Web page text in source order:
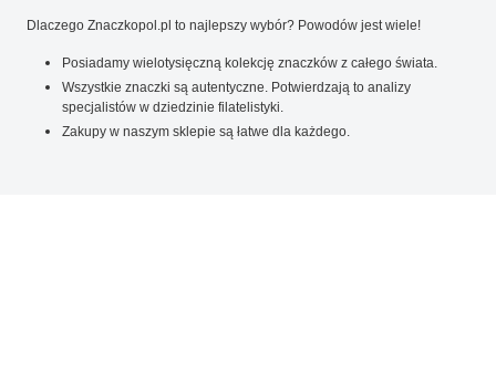
Dlaczego Znaczkopol.pl to najlepszy wybór? Powodów jest wiele!
Posiadamy wielotysięczną kolekcję znaczków z całego świata.
Wszystkie znaczki są autentyczne. Potwierdzają to analizy
specjalistów w dziedzinie filatelistyki.
Zakupy w naszym sklepie są łatwe dla każdego.